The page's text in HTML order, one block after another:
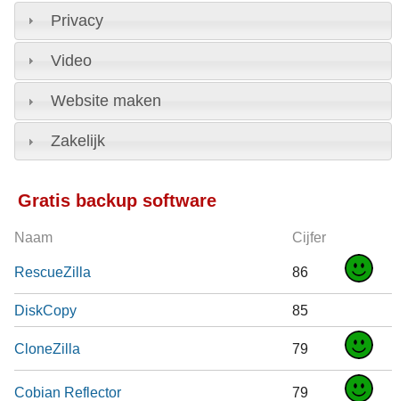
Privacy
Video
Website maken
Zakelijk
Gratis backup software
Naam Cijfer
RescueZilla 86
DiskCopy 85
CloneZilla 79
Cobian Reflector 79